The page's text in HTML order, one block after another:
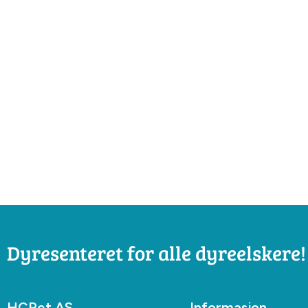
Dyresenteret for alle dyreelskere!